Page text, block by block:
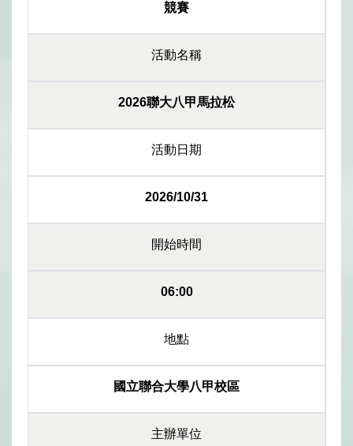
競賽
活動名稱
2026聯大八甲馬拉松
活動日期
2026/10/31
開始時間
06:00
地點
國立聯合大學八甲校區
主辦單位